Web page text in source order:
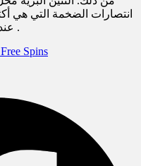
انتصارات الضخمة التي هي
عند النظر إلى المكافأة الترحيبية للكازينو .
Spins